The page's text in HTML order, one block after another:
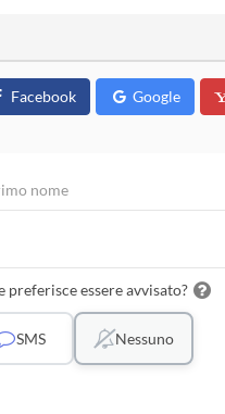
Facebook Google
preferisce essere avvisato?
SMS Nessuno